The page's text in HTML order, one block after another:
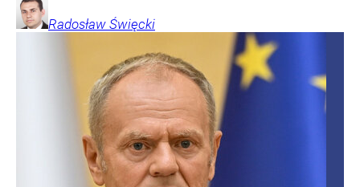
Radosław Święcki